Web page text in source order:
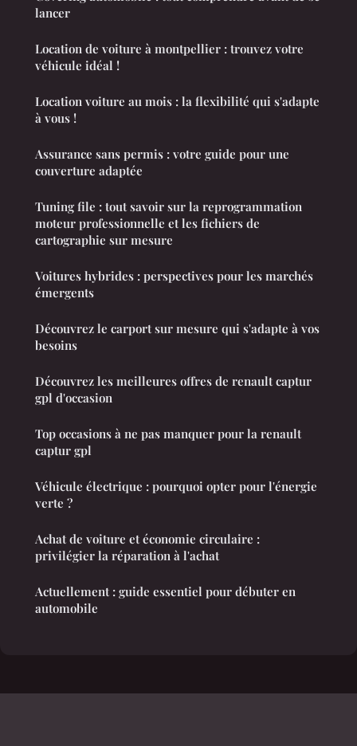
lancer
Location de voiture à montpellier : trouvez votre
véhicule idéal !
Location voiture au mois : la flexibilité qui s'adapte
à vous !
Assurance sans permis : votre guide pour une
couverture adaptée
Tuning file : tout savoir sur la reprogrammation
moteur professionnelle et les fichiers de
cartographie sur mesure
Voitures hybrides : perspectives pour les marchés
émergents
Découvrez le carport sur mesure qui s'adapte à vos
besoins
Découvrez les meilleures offres de renault captur
gpl d'occasion
Top occasions à ne pas manquer pour la renault
captur gpl
Véhicule électrique : pourquoi opter pour l'énergie
verte ?
Achat de voiture et économie circulaire :
privilégier la réparation à l'achat
Actuellement : guide essentiel pour débuter en
automobile